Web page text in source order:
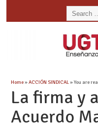
Home»ACCIÓN SINDICAL» You are
La firma y
Acuerdo